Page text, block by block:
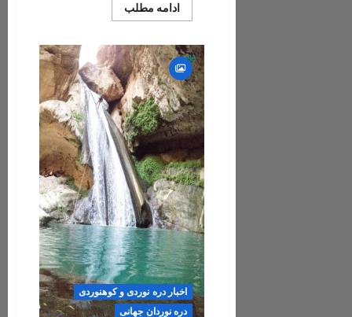
ادامه مطلب
more
عکس
تنگ
رغز
اخبار دره نوردی و کوهنوردی
دره نوردان جهانی